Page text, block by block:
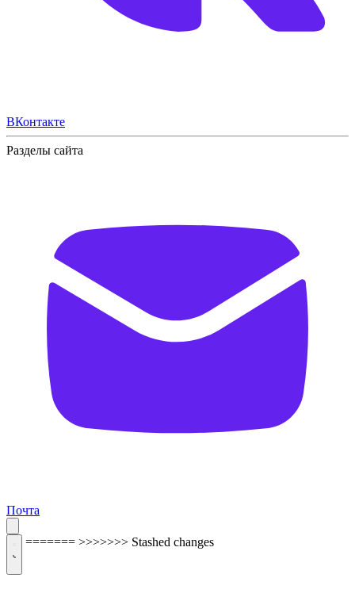
ВКонтакте
Разделы сайта
Почта
======= >>>>>>> Stashed changes